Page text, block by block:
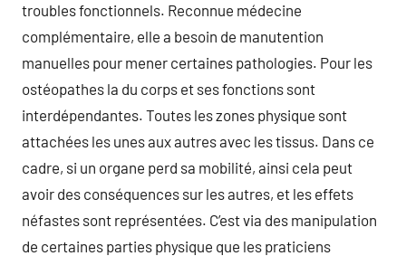
troubles fonctionnels. Reconnue médecine
complémentaire, elle a besoin de manutention
manuelles pour mener certaines pathologies. Pour les
ostéopathes la du corps et ses fonctions sont
interdépendantes. Toutes les zones physique sont
attachées les unes aux autres avec les tissus. Dans ce
cadre, si un organe perd sa mobilité, ainsi cela peut
avoir des conséquences sur les autres, et les effets
néfastes sont représentées. C’est via des manipulation
de certaines parties physique que les praticiens